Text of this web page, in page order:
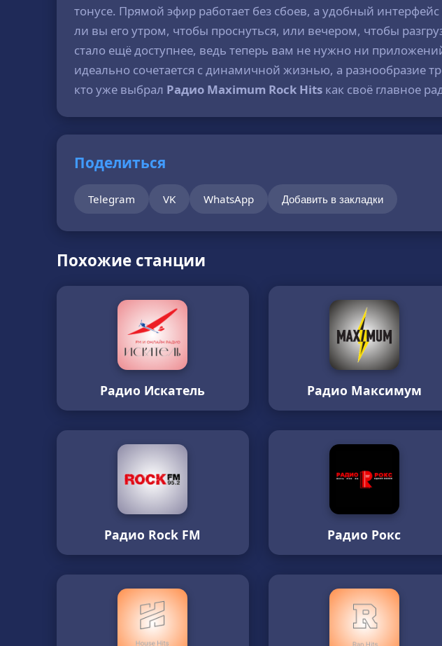
тонусе. Прямой эфир работает без сбоев, а удобный
ли вы его утром, чтобы проснуться, или вечером, чтобы
стало ещё доступнее, ведь теперь вам не нужно ни
идеально сочетается с динамичной жизнью, а разнообразие
кто уже выбрал Радио Maximum Rock Hits как своё главное
Поделиться
Telegram VK WhatsApp Добавить в закладки
Похожие станции
Радио Искатель Радио Максимум
Радио Rock FM Радио Рокс